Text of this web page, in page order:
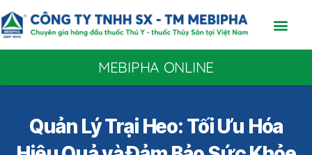
MEBIPHA ONLINE
Quản Lý Trại Heo: Tối Ưu Hóa